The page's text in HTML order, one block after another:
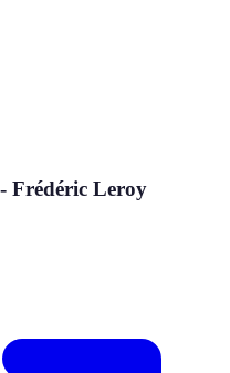
Frédéric Leroy